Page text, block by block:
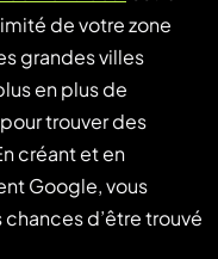
de votre zone
grandes villes
en plus de
trouver des
créant et en
Google, vous
d’être trouvé